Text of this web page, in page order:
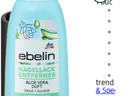
1 buc
trend !t
&